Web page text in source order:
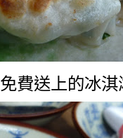
免費送上的冰淇